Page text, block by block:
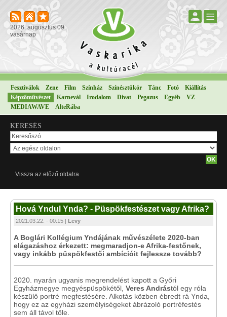
2026. augusztus 09.
vasárnap
Fesztiválok Zene Film Színház Színésztükör Tánc Fotó
Kiállítás
Képzőművészet
Karnevál Irodalom Divat Pegazus Egyéb
VZ
MEDIAWAVE
AlteRába
KERESÉS
Vissza az előző oldalra
Hová Yndul Ynda? - Püspökfestészet vagy Afrika?
2021.03.22. - 00:15 | Levy
A Boglári Kollégium Yndájának művészélete 2020-ban
elágazáshoz érkezett: megmaradjon-e Afrika-festőnek,
vagy inkább püspökfestői ambícióit fejlessze tovább?
2020. nyarán ugyanis megrendelést kapott a Győri
Egyházmegye megyéspüspökétől, Veres Andrástól egy róla
készülő portré megfestésére. Alkotás közben ébredt rá Ynda,
hogy ez az egyházi személyiségeket ábrázoló portréfestés
sem áll távol tőle.